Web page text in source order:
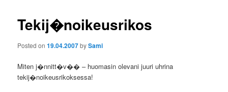
Tekij�noikeusrikos
Posted on19.04.2007bySami
Miten j�nnitt�v�� – huomasin olevani juuri uhrina
tekij�noikeusrikoksessa!